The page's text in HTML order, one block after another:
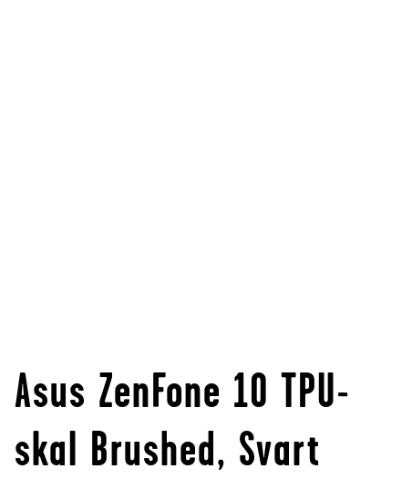
Asus ZenFone 10 TPU-
skal Brushed, Svart